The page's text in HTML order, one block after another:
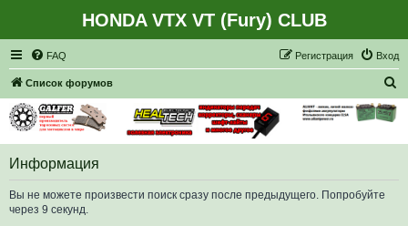
HONDA VTX VT (Fury) CLUB
FAQ Вход
Регистрация
Список форумов
с
Информация
Вы не можете произвести поиск сразу после предыдущего. Попробуйте
через 9 секунд.